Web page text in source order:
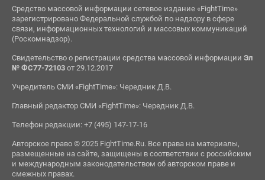
Средство массовой информации сетевое издание «FightTime»
зарегистрировано Федеральной службой по надзору в сфере
связи, информационных технологий и массовых коммуникаций
(Роскомнадзор).
Свидетельство о регистрации средства массовой информации Эл
№ ФС77-72103от 29.12.2017
Учредитель СМИ «FightTime»: Чередник Д.В.
Главный редактор СМИ «FightTime»: Чередник Д.В.
Телефон редакции: +7 (495) 147-17-16
Авторское право © 2025 FightTime.Ru. Все права на материалы,
размещенные на сайте, защищены в соответствии с российским
и международным законодательством об авторском праве и
смежных правах.